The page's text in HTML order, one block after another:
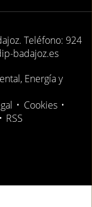
Teléfono: 924
badajoz.es
Energía y
• Cookies •
• RSS